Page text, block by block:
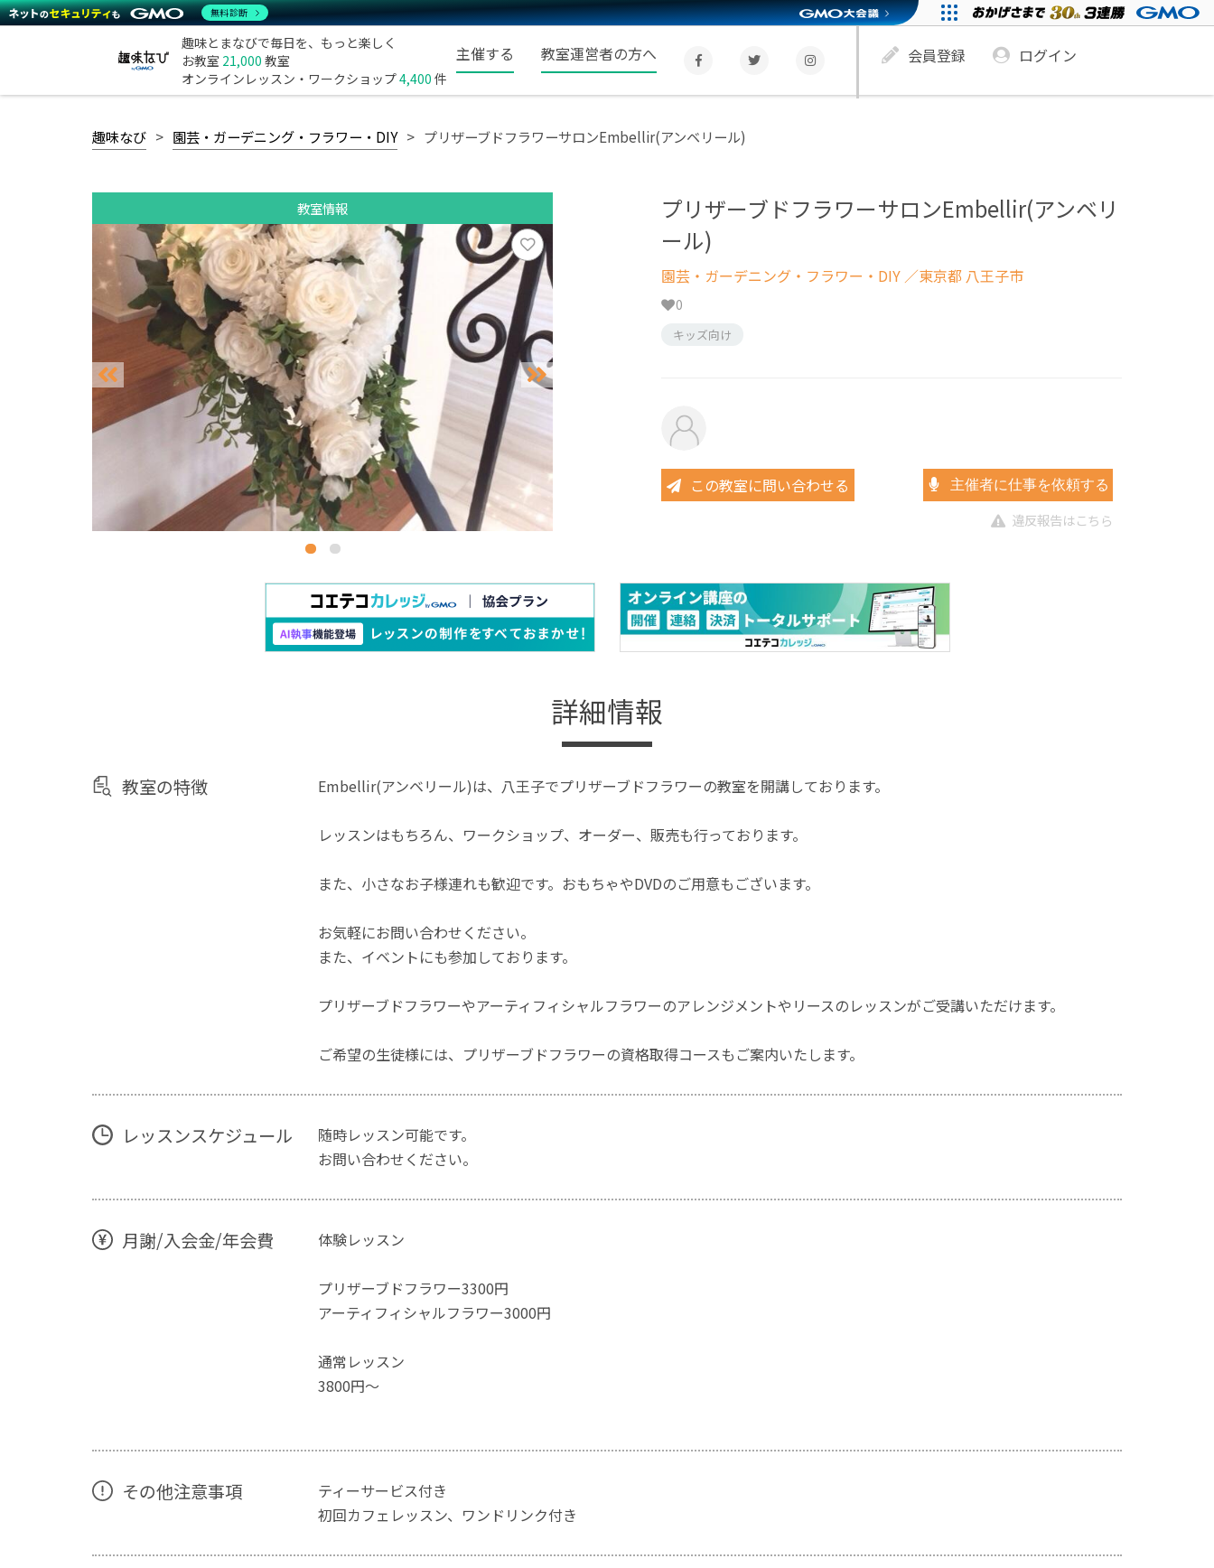
趣味とまなびで毎日を、もっと楽しく
お教室 21,000 教室
オンラインレッスン・ワークショップ4,400 件
主催する 教室運営者の方へ 会員登録 ログイン
趣味なび 園芸・ガーデニング・フラワー・DIY プリザーブドフラワーサロンEmbellir(アンベリール)
教室情報
プリザーブドフラワーサロンEmbellir(アンベリ
ール)
園芸・ガーデニング・フラワー・DIY ／東京都 八王子市
0
キッズ向け
この教室に問い合わせる 主催者に仕事を依頼する
違反報告はこちら
詳細情報
教室の特徴 Embellir(アンベリール)は、八王子でプリザーブドフラワーの教室を開講しております。
レッスンはもちろん、ワークショップ、オーダー、販売も行っております。
また、小さなお子様連れも歓迎です。おもちゃやDVDのご用意もございます。
お気軽にお問い合わせください。
また、イベントにも参加しております。
プリザーブドフラワーやアーティフィシャルフラワーのアレンジメントやリースのレッスンがご受講いただけます。
ご希望の生徒様には、プリザーブドフラワーの資格取得コースもご案内いたします。
レッスンスケジュール
随時レッスン可能です。
お問い合わせください。
月謝/入会金/年会費 体験レッスン
プリザーブドフラワー3300円
アーティフィシャルフラワー3000円
通常レッスン
3800円〜
その他注意事項
ティーサービス付き
初回カフェレッスン、ワンドリンク付き
無料診断